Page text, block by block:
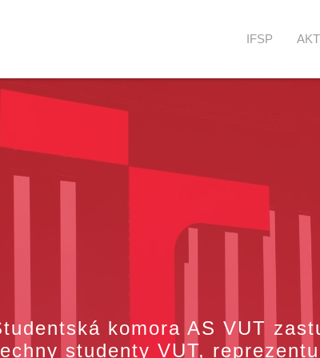
IFSP
komora AS VUT
studenty VUT,